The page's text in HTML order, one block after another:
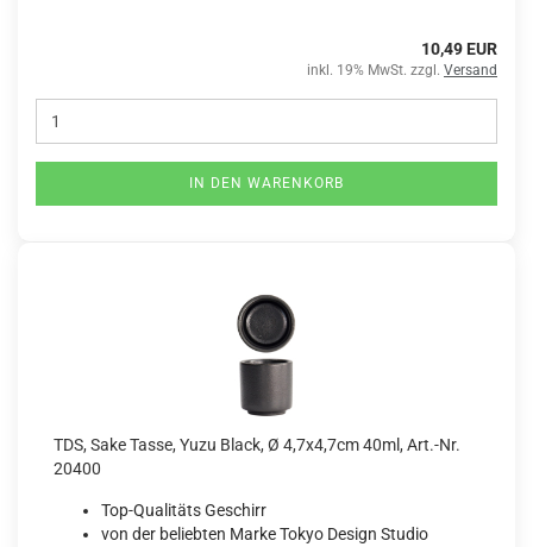
10,49 EUR
inkl. 19% MwSt. zzgl. Versand
IN DEN WARENKORB
TDS, Sake Tasse, Yuzu Black, Ø 4,7x4,7cm 40ml, Art.-Nr.
20400
Top-Qualitäts Geschirr
von der beliebten Marke Tokyo Design Studio